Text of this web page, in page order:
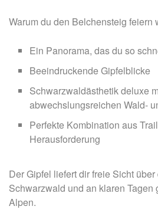
Warum du den Belchensteig feiern
Ein Panorama, das du so
Beeindruckende Gipfelblicke
Schwarzwaldästhetik deluxe
abwechslungsreichen Wald-
Perfekte Kombination aus
Herausforderung
Der Gipfel liefert dir freie Sicht
Schwarzwald und an klaren Tagen
Alpen.